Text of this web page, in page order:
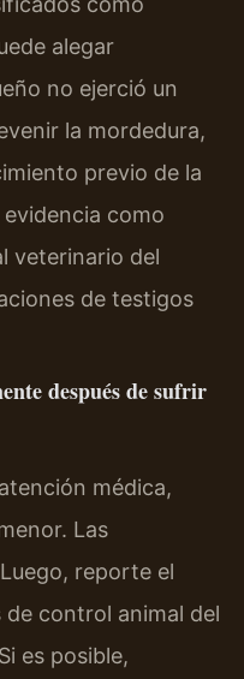
alegar
no ejerció un
la mordedura,
previo de la
como
veterinario del
de testigos
después de sufrir
médica,
Las
reporte el
control animal del
es posible,